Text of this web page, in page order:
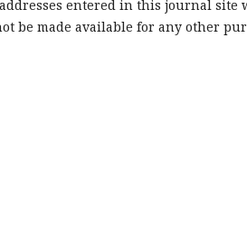
entered in this journal
be made available for any other